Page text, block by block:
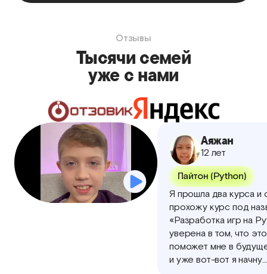
Отзывы
Тысячи семей
уже с нами
Аяжан
12 лет
Пайтон (Python)
Я прошла два курса и
прохожу курс под
«Разработка игр на
уверена в том, что это
поможет мне в
и уже вот-вот я начну